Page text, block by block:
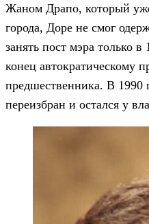
Жаном Драпо, который
города, Доре не смог
занять пост мэра только в
конец автократическому
предшественника. В 1990
переизбран и остался у